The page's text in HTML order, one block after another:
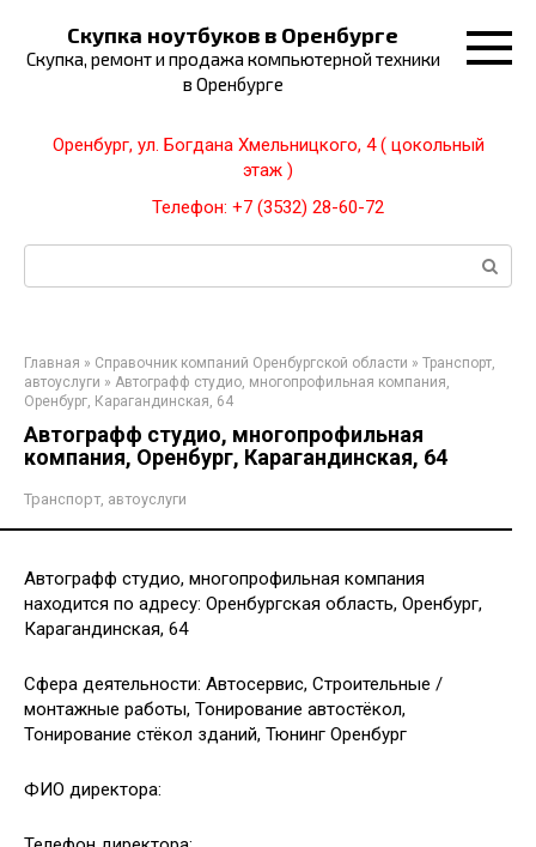
контенту
Скупка ноутбуков в Оренбурге
Скупка, ремонт и продажа компьютерной техники
в Оренбурге
Оренбург, ул. Богдана Хмельницкого, 4 ( цокольный
этаж )
Телефон: +7 (3532) 28-60-72
Поиск:
Главная » Справочник компаний Оренбургской области » Транспорт,
автоуслуги » Автографф студио, многопрофильная компания,
Оренбург, Карагандинская, 64
Автографф студио, многопрофильная
компания, Оренбург, Карагандинская, 64
Транспорт, автоуслуги
Автографф студио, многопрофильная компания
находится по адресу: Оренбургская область, Оренбург,
Карагандинская, 64
Сфера деятельности: Автосервис, Строительные /
монтажные работы, Тонирование автостёкол,
Тонирование стёкол зданий, Тюнинг Оренбург
ФИО директора: